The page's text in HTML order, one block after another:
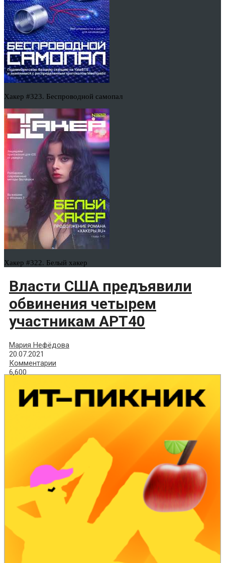
Хакер #323. Беспроводной самопал
Хакер #322. Белый хакер
Власти США предъявили
обвинения четырем
участникам APT40
Мария Нефёдова
20.07.2021
Комментарии
6,600